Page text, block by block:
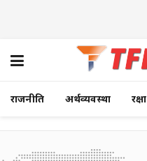
राजनीति अर्थव्यवस्था रक्षा